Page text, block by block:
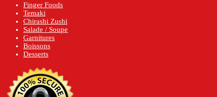
Finger Foods
Temaki
Chirashi Zushi
Salade / Soupe
Garnitures
Boissons
Desserts